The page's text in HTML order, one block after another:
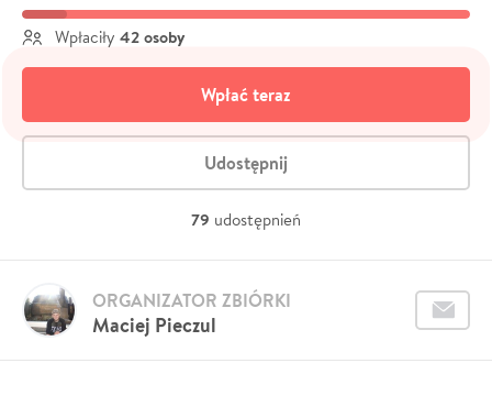
Wpłaciły 42 osoby
Wpłać teraz
Udostępnij
79 udostępnień
Maciej Pieczul
ORGANIZATOR ZBIÓRKI